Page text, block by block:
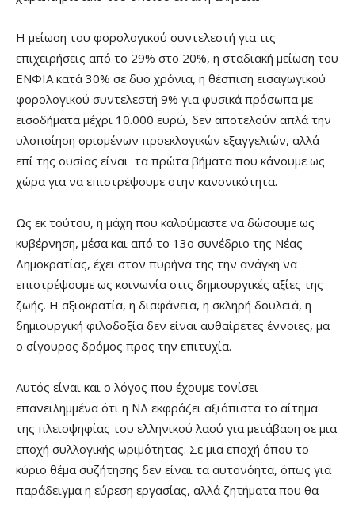
Η μείωση του φορολογικού συντελεστή για τις
επιχειρήσεις από το 29% στο 20%, η σταδιακή μείωση του
ΕΝΦΙΑ κατά 30% σε δυο χρόνια, η θέσπιση εισαγωγικού
φορολογικού συντελεστή 9% για φυσικά πρόσωπα με
εισοδήματα μέχρι 10.000 ευρώ, δεν αποτελούν απλά την
υλοποίηση ορισμένων προεκλογικών εξαγγελιών, αλλά
επί της ουσίας είναι τα πρώτα βήματα που κάνουμε ως
χώρα για να επιστρέψουμε στην κανονικότητα.
Ως εκ τούτου, η μάχη που καλούμαστε να δώσουμε ως
κυβέρνηση, μέσα και από το 13ο συνέδριο της Νέας
Δημοκρατίας, έχει στον πυρήνα της την ανάγκη να
επιστρέψουμε ως κοινωνία στις δημιουργικές αξίες της
ζωής. Η αξιοκρατία, η διαφάνεια, η σκληρή δουλειά, η
δημιουργική φιλοδοξία δεν είναι αυθαίρετες έννοιες, μα
ο σίγουρος δρόμος προς την επιτυχία.
Αυτός είναι και ο λόγος που έχουμε τονίσει
επανειλημμένα ότι η ΝΔ εκφράζει αξιόπιστα το αίτημα
της πλειοψηφίας του ελληνικού λαού για μετάβαση σε μια
εποχή συλλογικής ωριμότητας. Σε μια εποχή όπου το
κύριο θέμα συζήτησης δεν είναι τα αυτονόητα, όπως για
παράδειγμα η εύρεση εργασίας, αλλά ζητήματα που θα